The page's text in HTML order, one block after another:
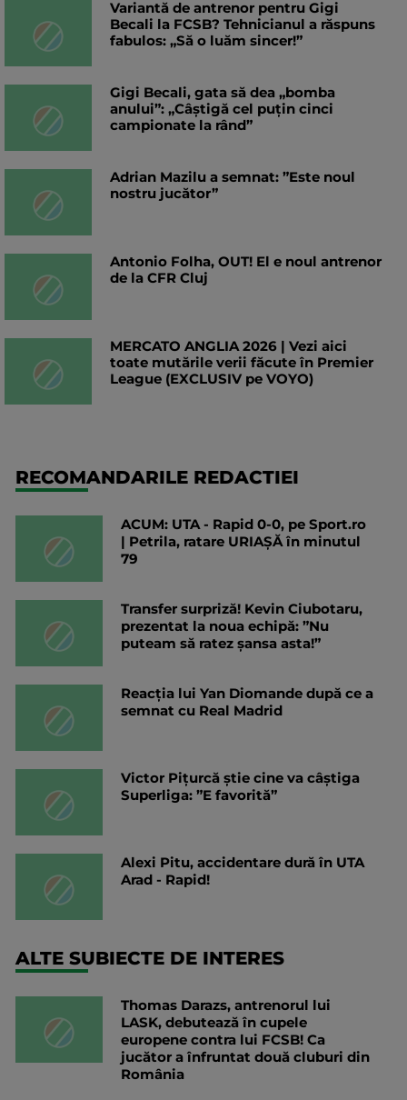
Variantă de antrenor pentru Gigi
Becali la FCSB? Tehnicianul a răspuns
fabulos: „Să o luăm sincer!”
Gigi Becali, gata să dea „bomba
anului”: „Câștigă cel puțin cinci
campionate la rând”
Adrian Mazilu a semnat: ”Este noul
nostru jucător”
Antonio Folha, OUT! El e noul antrenor
de la CFR Cluj
MERCATO ANGLIA 2026 | Vezi aici
toate mutările verii făcute în Premier
League (EXCLUSIV pe VOYO)
RECOMANDARILE REDACTIEI
ACUM: UTA - Rapid 0-0, pe Sport.ro
| Petrila, ratare URIAȘĂ în minutul
79
Transfer surpriză! Kevin Ciubotaru,
prezentat la noua echipă: ”Nu
puteam să ratez șansa asta!”
Reacția lui Yan Diomande după ce a
semnat cu Real Madrid
Victor Pițurcă știe cine va câștiga
Superliga: ”E favorită”
Alexi Pitu, accidentare dură în UTA
Arad - Rapid!
ALTE SUBIECTE DE INTERES
Thomas Darazs, antrenorul lui
LASK, debutează în cupele
europene contra lui FCSB! Ca
jucător a înfruntat două cluburi din
România